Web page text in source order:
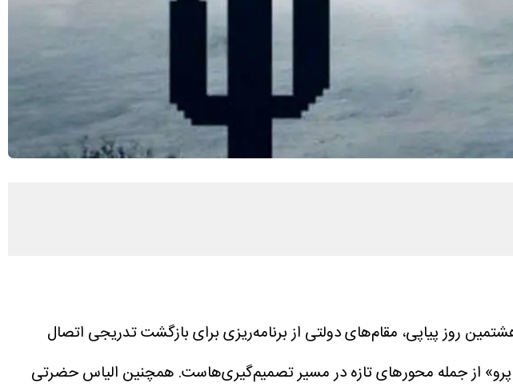
روز پیاپی، مقام‌های دولتی از برنامه‌ریزی برای بازگشت تدریجی اتصال
پرو» از جمله محور‌های تازه در مسیر تصمیم‌گیری‌هاست. همچنین الیاس حضرتی